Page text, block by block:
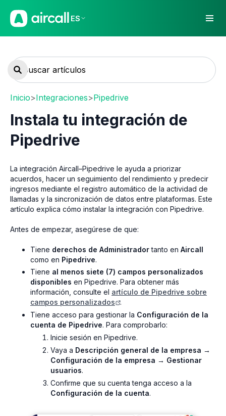
ES
Inicio>Integraciones>Pipedrive
Instala tu integración de
Pipedrive
La integración Aircall–Pipedrive le ayuda a priorizar
acuerdos, hacer un seguimiento del rendimiento y predecir
ingresos mediante el registro automático de la actividad de
llamadas y la sincronización de datos entre plataformas. Este
artículo explica cómo instalar la integración con Pipedrive.
Antes de empezar, asegúrese de que:
Tiene derechos de Administradortanto en Aircall
como en Pipedrive.
Tiene al menos siete (7) campos personalizados
disponibles en Pipedrive. Para obtener más
información, consulte el artículo de Pipedrive sobre
campos personalizados
.
Tiene acceso para gestionar la Configuración de la
cuenta de Pipedrive. Para comprobarlo:
Inicie sesión en Pipedrive.
Vaya a Descripción general de la empresa →
Configuración de la empresa → Gestionar
usuarios.
Confirme que su cuenta tenga acceso a la
Configuración de la cuenta.